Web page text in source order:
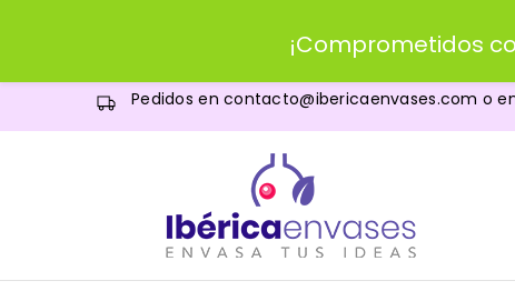
Pedidos encontacto@ibericaenvases.com o
IBERICAenvases.com
envases
por
¡Comprometidos